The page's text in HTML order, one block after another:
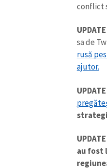
conflict
sa de
rusă
ajutor.
au fost